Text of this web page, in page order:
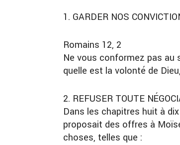
1. GARDER NOS
Romains 12, 2
Ne vous conformez pas au
quelle est la volonté de
2. REFUSER TOUTE
Dans les chapitres huit à
proposait des offres à
choses, telles que :